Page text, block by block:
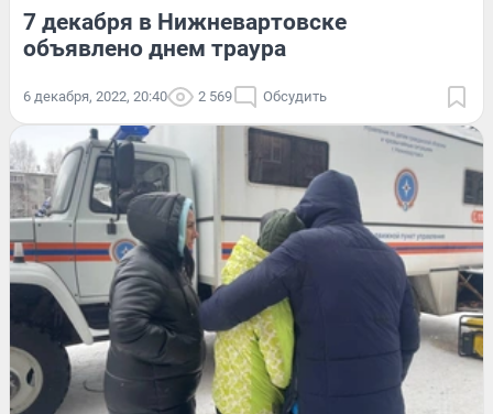
7 декабря в Нижневартовске
объявлено днем траура
6 декабря, 2022, 20:40 2 569 Обсудить